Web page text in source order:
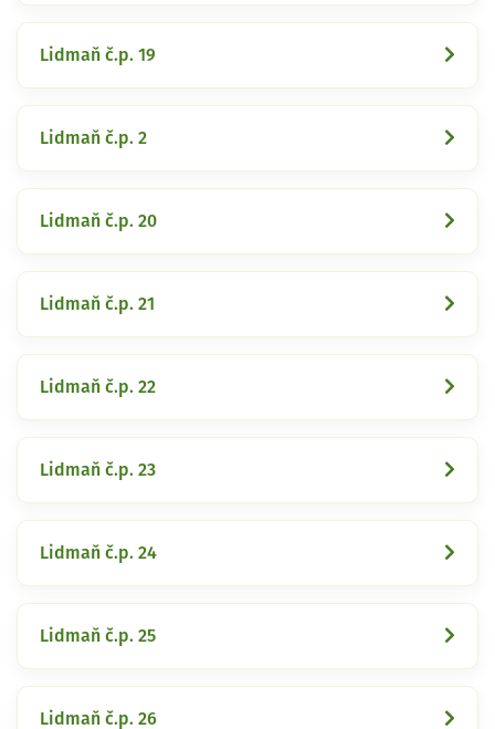
Lidmaň č.p. 19
Lidmaň č.p. 2
Lidmaň č.p. 20
Lidmaň č.p. 21
Lidmaň č.p. 22
Lidmaň č.p. 23
Lidmaň č.p. 24
Lidmaň č.p. 25
Lidmaň č.p. 26